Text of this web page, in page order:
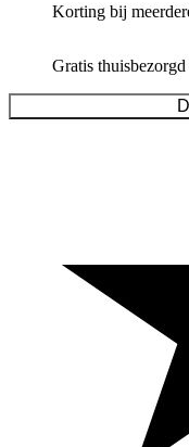
Korting bij
Gratis thuisbezorgd